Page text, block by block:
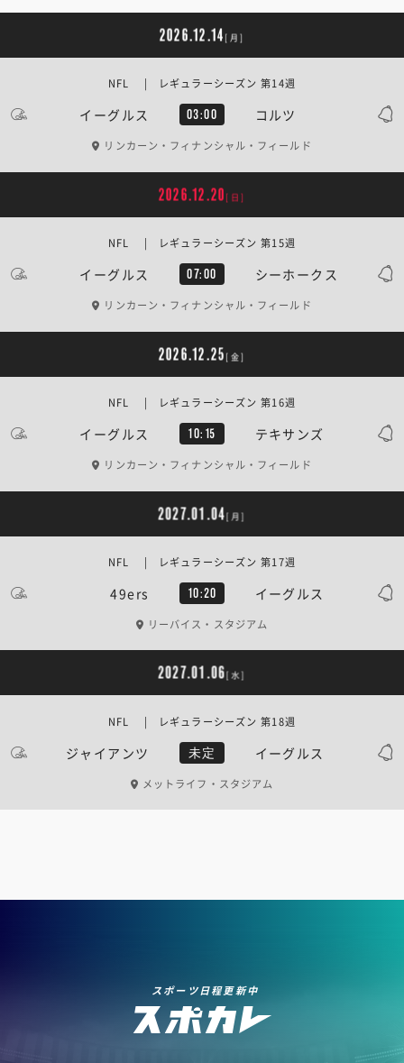
2026.12.14 [月]
イーグルス 03:00 コルツ
NFL | レギュラーシーズン 第14週
リンカーン・フィナンシャル・フィールド
2026.12.20 [日]
イーグルス 07:00 シーホークス
NFL | レギュラーシーズン 第15週
リンカーン・フィナンシャル・フィールド
2026.12.25 [金]
イーグルス 10:15 テキサンズ
NFL | レギュラーシーズン 第16週
リンカーン・フィナンシャル・フィールド
2027.01.04[月]
49ers 10:20 イーグルス
NFL | レギュラーシーズン 第17週
リーバイス・スタジアム
2027.01.06[水]
ジャイアンツ 未定 イーグルス
NFL | レギュラーシーズン 第18週
メットライフ・スタジアム
スポーツ日程更新中